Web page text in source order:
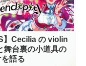
】Cecilia の violin
舞台裏の小道具の
語る